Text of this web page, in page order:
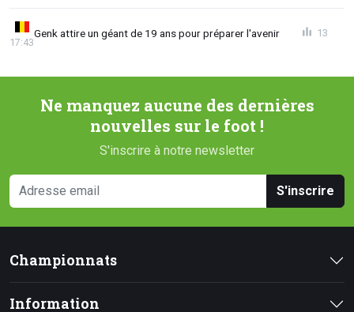
Genk attire un géant de 19 ans pour préparer l'avenir
17:43
13
Ne manquez aucune des dernières
nouvelles sur le foot !
S'inscrire à notre newsletter
S'inscrire
Championnats
Information